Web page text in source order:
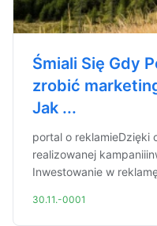
Śmiali Się Gdy
zrobić
Jak ...
portal o reklamieDzięki
realizowanej
Inwestowanie w
30.11.-0001